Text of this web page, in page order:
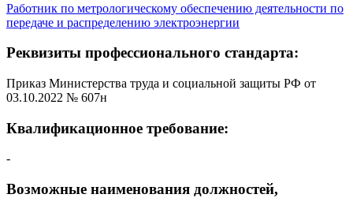
Работник по метрологическому обеспечению деятельности по
передаче и распределению электроэнергии
Реквизиты профессионального стандарта:
Приказ Министерства труда и социальной защиты РФ от
03.10.2022 № 607н
Квалификационное требование:
-
Возможные наименования должностей,